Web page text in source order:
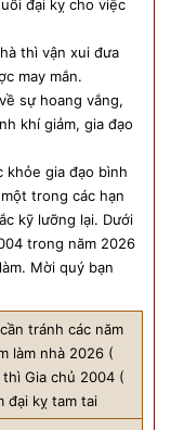
đại kỵ cho việc
thì vận xui đưa
may mắn.
sự hoang vắng,
khí giảm, gia đạo
khỏe gia đạo bình
trong các hạn
kỹ lưỡng lại. Dưới
trong năm 2026
Mời quý bạn
tránh các năm
làm nhà 2026 (
Gia chủ 2004 (
đại kỵ tam tai